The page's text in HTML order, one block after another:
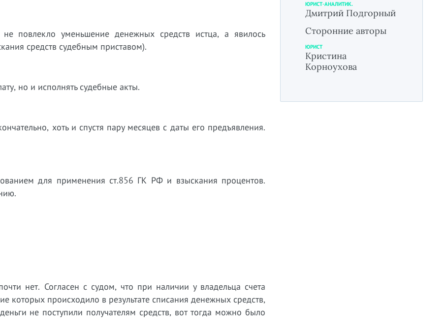
повлекло уменьшение денежных средств истца, а явилось
средств судебным приставом).
но и исполнять судебные акты.
хоть и спустя пару месяцев с даты его предъявления.
для применения ст.856 ГК РФ и взыскания процентов.
нет. Согласен с судом, что при наличии у владельца счета
которых происходило в результате списания денежных средств,
не поступили получателям средств, вот тогда можно было
ЮРИСТ-АНАЛИТИК.
Дмитрий Подгорный
Сторонние авторы
ЮРИСТ
Кристина
Корноухова